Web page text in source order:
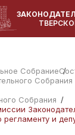
Собрание
Собрания
и